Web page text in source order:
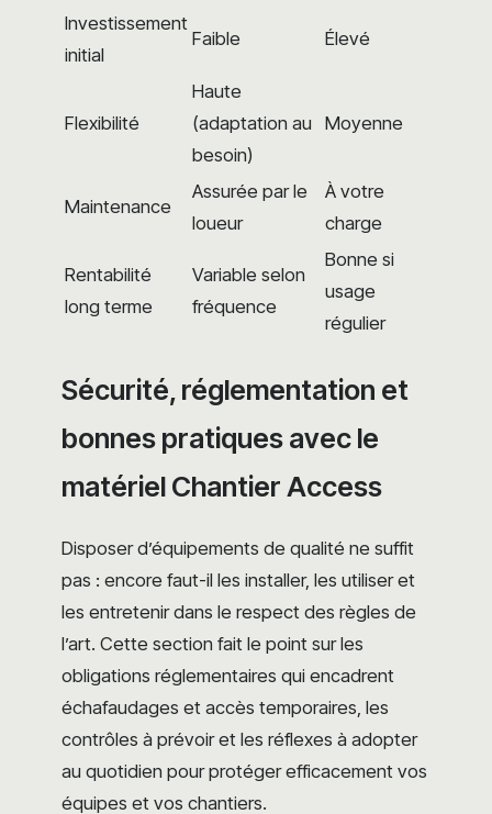
Investissement
initial
Faible Élevé
Flexibilité
Haute
(adaptation au
besoin)
Moyenne
Maintenance
Assurée par le
loueur
À votre
charge
Rentabilité
long terme
Variable selon
fréquence
Bonne si
usage
régulier
Sécurité, réglementation et
bonnes pratiques avec le
matériel Chantier Access
Disposer d’équipements de qualité ne suffit
pas : encore faut-il les installer, les utiliser et
les entretenir dans le respect des règles de
l’art. Cette section fait le point sur les
obligations réglementaires qui encadrent
échafaudages et accès temporaires, les
contrôles à prévoir et les réflexes à adopter
au quotidien pour protéger efficacement vos
équipes et vos chantiers.